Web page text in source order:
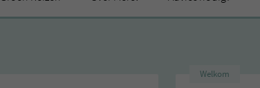
Welkom